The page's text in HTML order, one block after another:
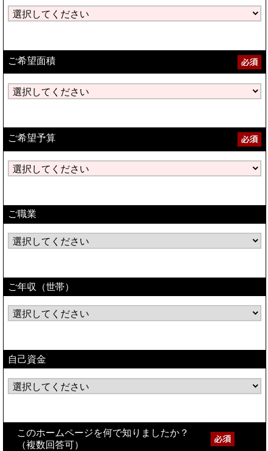
ご希望面積
ご希望予算
ご職業
ご年収（世帯）
自己資金
このホームページを何で知りましたか？
（複数回答可）